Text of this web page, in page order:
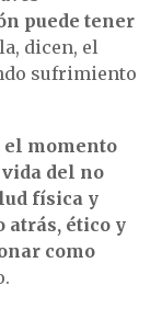
puede tener
dicen, el
sufrimiento
el momento
del no
física y
atrás, ético y
como